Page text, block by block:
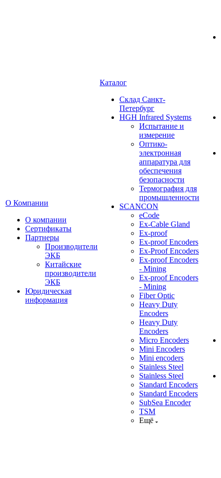
О Компании
О компании
Сертификаты
Партнеры
Производители
ЭКБ
Китайские
производители
ЭКБ
Юридическая
информация
Каталог
Cклад Санкт-
Петербург
HGH Infrared Systems
Испытание и
измерение
Оптико-
электронная
аппаратура для
обеспечения
безопасности
Термография для
промышленности
SCANCON
eCode
Ex-Cable Gland
Ex-proof
Ex-proof Encoders
Ex-Proof Encoders
Ex-proof Encoders
- Mining
Ex-proof Encoders
- Mining
Fiber Optic
Heavy Duty
Encoders
Heavy Duty
Encoders
Micro Encoders
Mini Encoders
Mini encoders
Stainless Steel
Stainless Steel
Standard Encoders
Standard Encoders
SubSea Encoder
TSM
Ещё